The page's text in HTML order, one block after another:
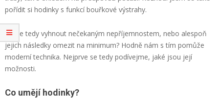
pořídit si hodinky s funkcí bouřkové výstrahy.
Jak se tedy vyhnout nečekaným nepříjemnostem, nebo alespoň
jejich následky omezit na minimum? Hodně nám s tím pomůže
moderní technika. Nejprve se tedy podívejme, jaké jsou její
možnosti.
Co umějí hodinky?